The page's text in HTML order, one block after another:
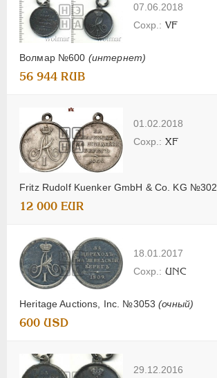
07.06.2018
Волмар №600 (интернет)
VF
56 944 RUB
01.02.2018
Fritz Rudolf Kuenker GmbH & Co. KG №302
XF
12 000 EUR
18.01.2017
Heritage Auctions, Inc. №3053(очный)
UNC
600 USD
29.12.2016